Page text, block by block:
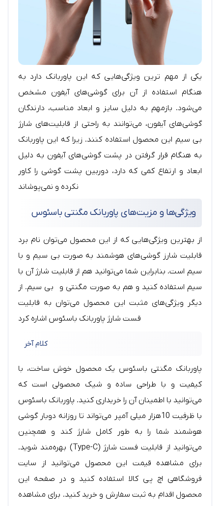
یکی از مهم ترین ویژگی‌هایی که این پاوربانک دارد به
هنگام استفاده از آن برای گوشی‌های آیفون مشخص
می‌شود. بازمهم به دلیل سایز و ابعاد مناسب، دارندگان
گوشی‌های آیفون، می‌توانند به راحتی از قابلیت‌های شارژ
بی سیم این محصول استفاده کنند. زیرا که این پاوربانک
به هنگام قرار گرفتن در پشت گوشی‌های آیفون به دلیل
ابعاد و ارتفاع کمی که دارد، دوربین پشت گوشی را کاور
نکرده و نمی‌پوشاند
ویژگی‌ها و مزیت‌های پاوربانک مگنتی باسئوس
از بهترین ویژگی‌هایی که از این محصول می‌توان نام برد
قابلیت شارز گوشی‌های هوشمند به صورت بی سیم و با
سیم است. بنابراین شما می‌توانید هم از قابلیت شارژ آن با
سیم استفاده کنید و هم به صورت مگنتی و بی سیم. از
دیگر ویژگی‌های مثبت این محصول می‌توان به قابلیت
قست شارژ پاوربانک باسئوس اشاره کرد
کلام آخر
پاوربانک مگنتی باسئوس یک محصول خوش ساخت، با
کیفیت و با طراحی ساده و شیک محصولی است که
می‌توانید با اطمینان آن را خریداری کنید. پاوربانک باسئوس
با ظرفیت 10هزار میلی آمپر می‌تواند تا روزانه دوبار گوشی
هوشمند شما را به طور کامل شارژ کند و همچنین
می‌توانید از قابلیت فست شارژ (Type-C) بهره‌مند شوید.
برای مشاهده قیمت این محصول می‌توانید از سایت
فروشگاهی اچ پی کالا استفاده کنید و در صفحه این
محصول اقدام به ثبت سفارش و خرید کنید. برای مشاهده